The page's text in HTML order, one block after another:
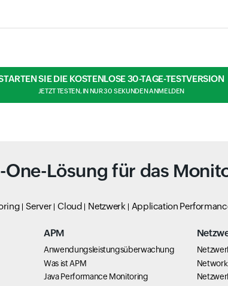
SIE DIE KOSTENLOSE 30-TAGE-TESTVERSION
JETZT TESTEN, IN NUR 30 SEKUNDEN ANMELDEN
One-Lösung für das
Server Cloud Netzwerk Application
APM
Anwendungsleistungsüberwachung
Was ist APM
Java Performance Monitoring